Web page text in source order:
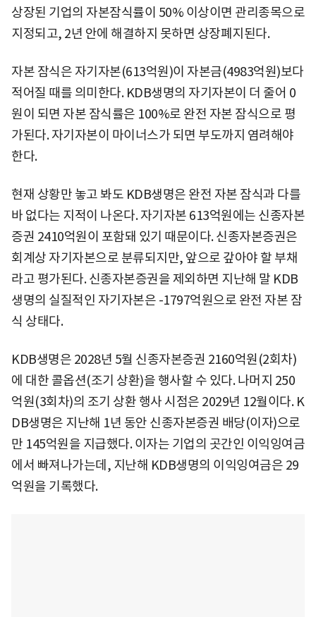
상장된 기업의 자본잠식률이 50% 이상이면 관리종목으로
지정되고, 2년 안에 해결하지 못하면 상장폐지된다.
자본 잠식은 자기자본(613억원)이 자본금(4983억원)보다
적어질 때를 의미한다. KDB생명의 자기자본이 더 줄어 0
원이 되면 자본 잠식률은 100%로 완전 자본 잠식으로 평
가된다. 자기자본이 마이너스가 되면 부도까지 염려해야
한다.
현재 상황만 놓고 봐도 KDB생명은 완전 자본 잠식과 다를
바 없다는 지적이 나온다. 자기자본 613억원에는 신종자본
증권 2410억원이 포함돼 있기 때문이다. 신종자본증권은
회계상 자기자본으로 분류되지만, 앞으로 갚아야 할 부채
라고 평가된다. 신종자본증권을 제외하면 지난해 말 KDB
생명의 실질적인 자기자본은 -1797억원으로 완전 자본 잠
식 상태다.
KDB생명은 2028년 5월 신종자본증권 2160억원(2회차)
에 대한 콜옵션(조기 상환)을 행사할 수 있다. 나머지 250
억원(3회차)의 조기 상환 행사 시점은 2029년 12월이다. K
DB생명은 지난해 1년 동안 신종자본증권 배당(이자)으로
만 145억원을 지급했다. 이자는 기업의 곳간인 이익잉여금
에서 빠져나가는데, 지난해 KDB생명의 이익잉여금은 29
억원을 기록했다.